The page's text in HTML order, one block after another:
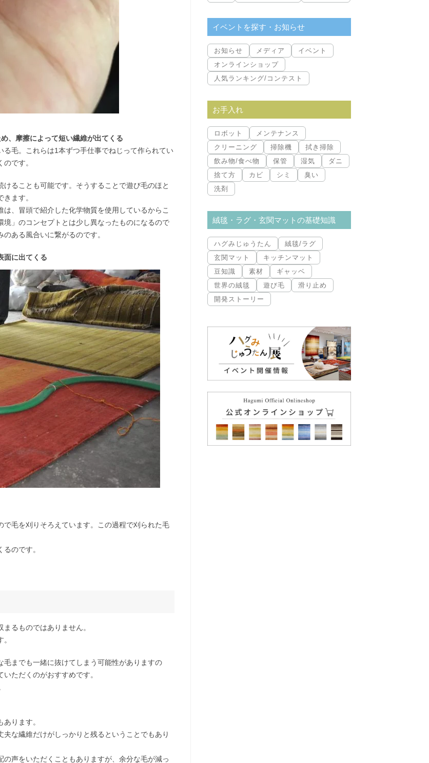
、摩擦によって短い繊維が出てくる
毛。これらは1本ずつ手仕事でねじって作られてい
です。
ることも可能です。そうすることで遊び毛のほと
ます。
、冒頭で紹介した化学物質を使用しているからこ
」のコンセプトとは少し異なったものになるので
ある風合いに繋がるのです。
面に出てくる
毛を刈りそろえています。この過程で刈られた毛
のです。
るものではありません。
までも一緒に抜けてしまう可能性がありますの
ただくのがおすすめです。
ります。
な繊維だけがしっかりと残るということでもあり
声をいただくこともありますが、余分な毛が減っ
イベントを探す・お知らせ
お知らせ メディア
イベント
オンラインショップ
人気ランキング/コンテスト
お手入れ
ロボット
メンテナンス
クリーニング
掃除機
拭き掃除
飲み物/食べ物
保管 湿気
ダニ
捨て方
カビ シミ
臭い
洗剤
絨毯・ラグ・玄関マットの基礎知識
ハグみじゅうたん
絨毯/ラグ
玄関マット
キッチンマット
豆知識
素材
ギャッベ
世界の絨毯
遊び毛
滑り止め
開発ストーリー